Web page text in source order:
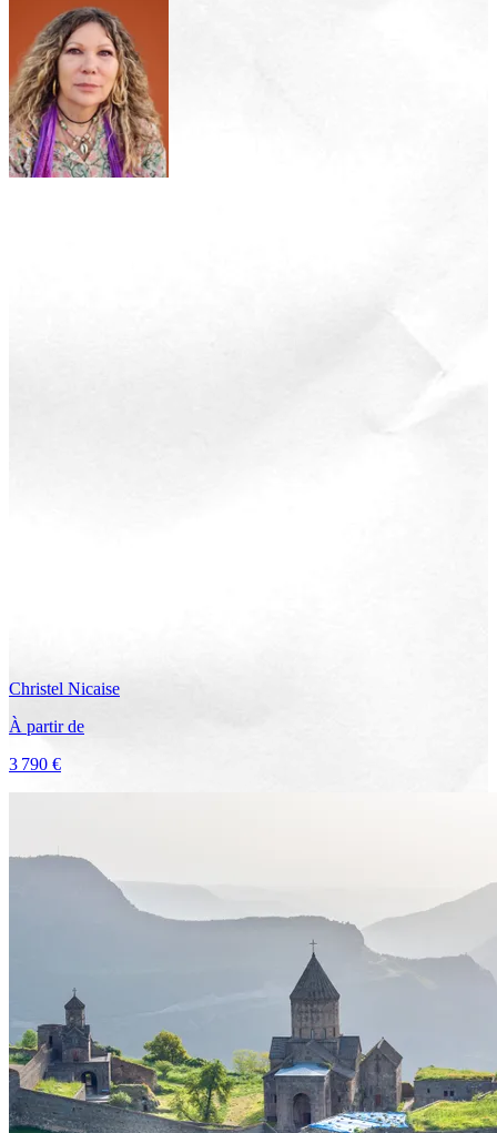
Christel Nicaise
À partir de
3 790 €